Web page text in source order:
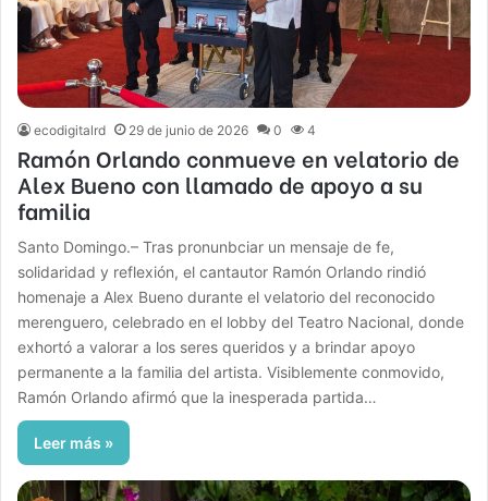
ecodigitalrd 29 de junio de 2026 0 4
Ramón Orlando conmueve en velatorio de
Alex Bueno con llamado de apoyo a su
familia
Santo Domingo.– Tras pronunbciar un mensaje de fe,
solidaridad y reflexión, el cantautor Ramón Orlando rindió
homenaje a Alex Bueno durante el velatorio del reconocido
merenguero, celebrado en el lobby del Teatro Nacional, donde
exhortó a valorar a los seres queridos y a brindar apoyo
permanente a la familia del artista. Visiblemente conmovido,
Ramón Orlando afirmó que la inesperada partida…
Leer más »